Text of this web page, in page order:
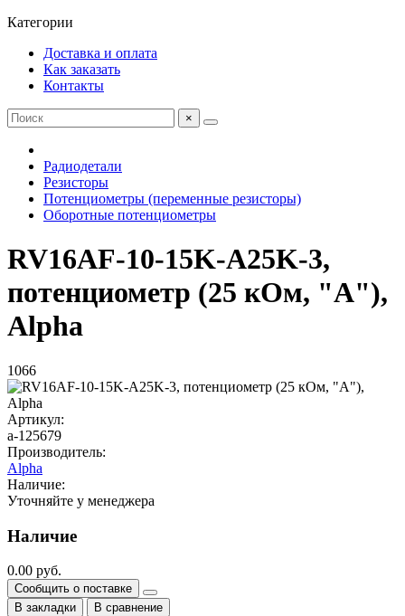
Категории
Доставка и оплата
Как заказать
Контакты
×
Радиодетали
Резисторы
Потенциометры (переменные резисторы)
Оборотные потенциометры
RV16AF-10-15K-A25K-3,
потенциометр (25 кОм, "A"),
Alpha
1066
Артикул:
a-125679
Производитель:
Alpha
Наличие:
Уточняйте у менеджера
Наличие
0.00 руб.
Сообщить о поставке
В закладки
В сравнение